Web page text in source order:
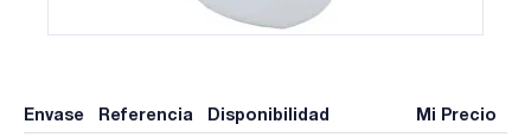
Envase Referencia Disponibilidad Mi Precio